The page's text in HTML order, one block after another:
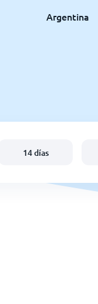
Argentina
14 días